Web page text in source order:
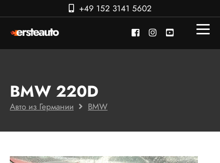
+49 152 3141 5602
BMW 220D
Авто из Германии BMW